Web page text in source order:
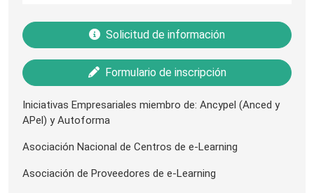
Solicitud de información
Formulario de inscripción
Iniciativas Empresariales miembro de: Ancypel (Anced y
APel) y Autoforma
Asociación Nacional de Centros de e-Learning
Asociación de Proveedores de e-Learning